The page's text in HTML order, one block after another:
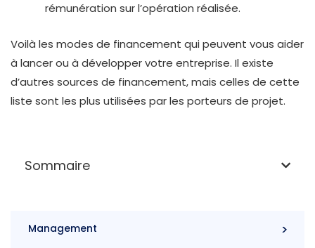
rémunération sur l’opération réalisée.
Voilà les modes de financement qui peuvent vous aider
à lancer ou à développer votre entreprise. Il existe
d’autres sources de financement, mais celles de cette
liste sont les plus utilisées par les porteurs de projet.
Sommaire
Management